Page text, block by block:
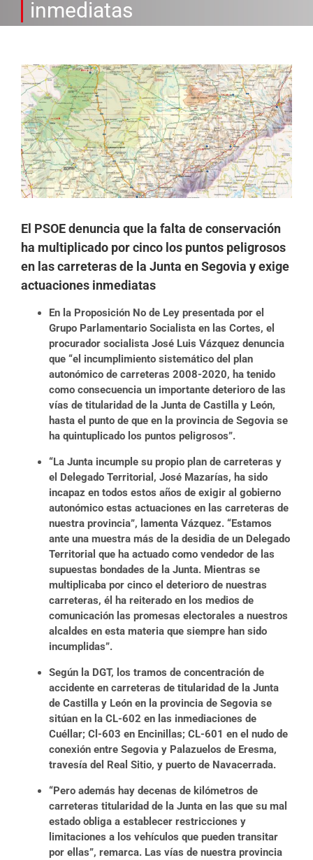
inmediatas
Ver
imagen
más
grande
El PSOE denuncia que la falta de conservación
ha multiplicado por cinco los puntos peligrosos
en las carreteras de la Junta en Segovia y exige
actuaciones inmediatas
En la Proposición No de Ley presentada por el
Grupo Parlamentario Socialista en las Cortes, el
procurador socialista José Luis Vázquez denuncia
que “el incumplimiento sistemático del plan
autonómico de carreteras 2008-2020, ha tenido
como consecuencia un importante deterioro de las
vías de titularidad de la Junta de Castilla y León,
hasta el punto de que en la provincia de Segovia se
ha quintuplicado los puntos peligrosos”.
“La Junta incumple su propio plan de carreteras y
el Delegado Territorial, José Mazarías, ha sido
incapaz en todos estos años de exigir al gobierno
autonómico estas actuaciones en las carreteras de
nuestra provincia”, lamenta Vázquez. “Estamos
ante una muestra más de la desidia de un Delegado
Territorial que ha actuado como vendedor de las
supuestas bondades de la Junta. Mientras se
multiplicaba por cinco el deterioro de nuestras
carreteras, él ha reiterado en los medios de
comunicación las promesas electorales a nuestros
alcaldes en esta materia que siempre han sido
incumplidas”.
Según la DGT, los tramos de concentración de
accidente en carreteras de titularidad de la Junta
de Castilla y León en la provincia de Segovia se
sitúan en la CL-602 en las inmediaciones de
Cuéllar; Cl-603 en Encinillas; CL-601 en el nudo de
conexión entre Segovia y Palazuelos de Eresma,
travesía del Real Sitio, y puerto de Navacerrada.
“Pero además hay decenas de kilómetros de
carreteras titularidad de la Junta en las que su mal
estado obliga a establecer restricciones y
limitaciones a los vehículos que pueden transitar
por ellas”, remarca. Las vías de nuestra provincia